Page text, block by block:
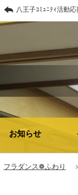
八王子ｺﾐｭﾆﾃｨ活動
お知らせ
フラダンス❁ふわり